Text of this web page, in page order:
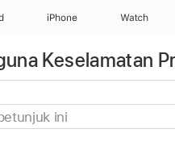
iPhone Watch
Keselamatan